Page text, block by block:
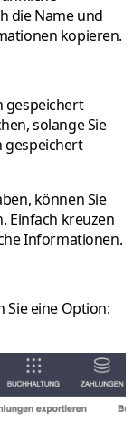
die Name und
kopieren.
gespeichert
solange Sie
gespeichert
können Sie
Einfach kreuzen
Informationen.
Sie eine Option: